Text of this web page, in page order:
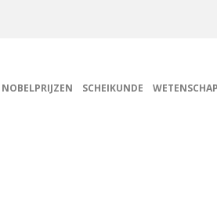
NOBELPRIJZEN SCHEIKUNDE WETENSCHAP